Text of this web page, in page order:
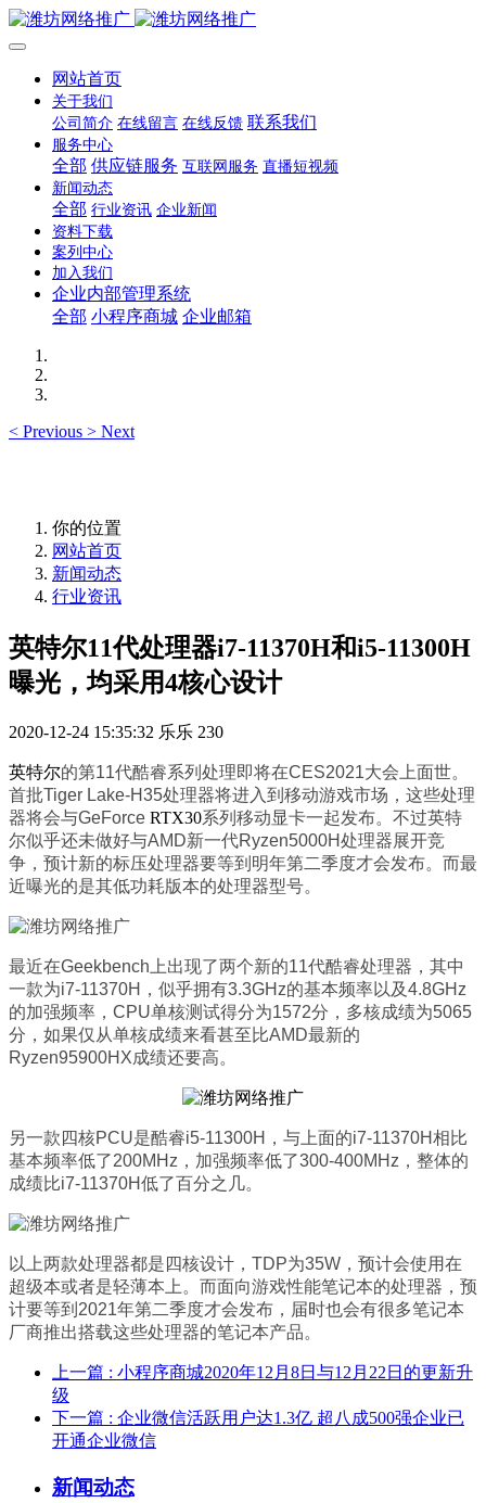
网站首页
关于我们
公司简介 在线留言 在线反馈 联系我们
服务中心
全部 供应链服务 互联网服务 直播短视频
新闻动态
全部 行业资讯 企业新闻
资料下载
案列中心
加入我们
企业内部管理系统
全部 小程序商城 企业邮箱
< Previous > Next
你的位置
网站首页
新闻动态
行业资讯
英特尔11代处理器i7-11370H和i5-11300H
曝光，均采用4核心设计
2020-12-24 15:35:32 乐乐 230
英特尔的第11代酷睿系列处理即将在CES2021大会上面世。
首批Tiger Lake-H35处理器将进入到移动游戏市场，这些处理
器将会与GeForce RTX30系列移动显卡一起发布。不过英特
尔似乎还未做好与AMD新一代Ryzen5000H处理器展开竞
争，预计新的标压处理器要等到明年第二季度才会发布。而最
近曝光的是其低功耗版本的处理器型号。
最近在Geekbench上出现了两个新的11代酷睿处理器，其中
一款为i7-11370H，似乎拥有3.3GHz的基本频率以及4.8GHz
的加强频率，CPU单核测试得分为1572分，多核成绩为5065
分，如果仅从单核成绩来看甚至比AMD最新的
Ryzen95900HX成绩还要高。
另一款四核PCU是酷睿i5-11300H，与上面的i7-11370H相比
基本频率低了200MHz，加强频率低了300-400MHz，整体的
成绩比i7-11370H低了百分之几。
以上两款处理器都是四核设计，TDP为35W，预计会使用在
超级本或者是轻薄本上。而面向游戏性能笔记本的处理器，预
计要等到2021年第二季度才会发布，届时也会有很多笔记本
厂商推出搭载这些处理器的笔记本产品。
上一篇 : 小程序商城2020年12月8日与12月22日的更新升
级
下一篇 : 企业微信活跃用户达1.3亿 超八成500强企业已
开通企业微信
新闻动态